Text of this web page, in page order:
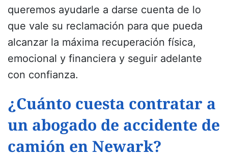
queremos ayudarle a darse cuenta de lo
que vale su reclamación para que pueda
alcanzar la máxima recuperación física,
emocional y financiera y seguir adelante
con confianza.
¿Cuánto cuesta contratar a
un abogado de accidente de
camión en Newark?